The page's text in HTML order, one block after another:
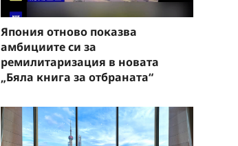
Япония отново показва
амбициите си за
ремилитаризация в новата
„Бяла книга за отбраната“